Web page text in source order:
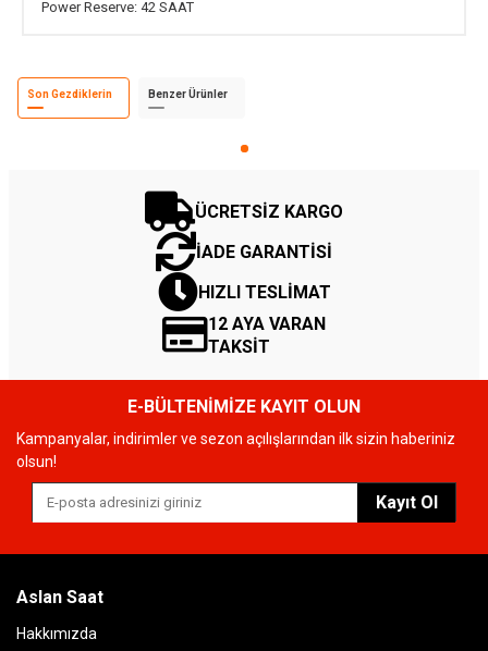
Power Reserve: 42 SAAT
Son Gezdiklerin Benzer Ürünler
ÜCRETSİZ KARGO
İADE GARANTİSİ
HIZLI TESLİMAT
12 AYA VARAN
TAKSİT
E-BÜLTENİMİZE KAYIT OLUN
Kampanyalar, indirimler ve sezon açılışlarından ilk sizin haberiniz
olsun!
Kayıt Ol
Aslan Saat
Hakkımızda